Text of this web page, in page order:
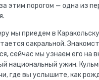
этим порогом — одна из
мы приедем в
сакральной.
сейчас мы узнаем его на
национальный ужин.
где вы услышите, как